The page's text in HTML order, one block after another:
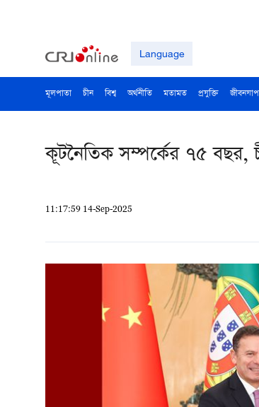
Language
মূলপাতা চীন বিশ্ব অর্থনীতি মতামত প্রযুক্তি
কূটনৈতিক সম্পর্কের ৭৫ বছর,
11:17:59 14-Sep-2025